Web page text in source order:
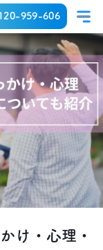
959-606
け・心理・